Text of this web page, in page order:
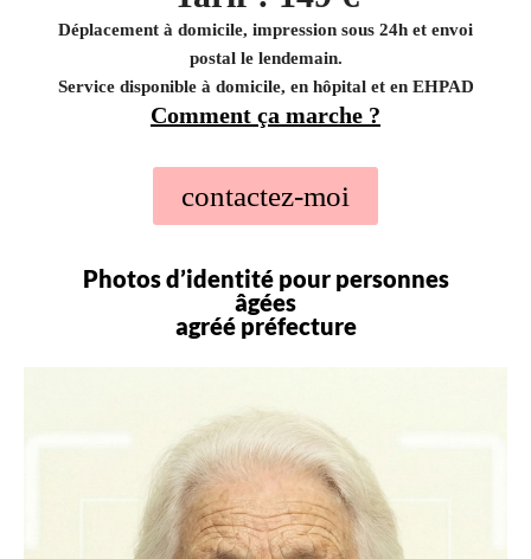
Déplacement à domicile, impression sous 24h et envoi
postal le lendemain.
Service disponible à domicile, en hôpital et en EHPAD
Comment ça marche ?
contactez-moi
Photos d’identité pour personnes
âgées
agréé préfecture